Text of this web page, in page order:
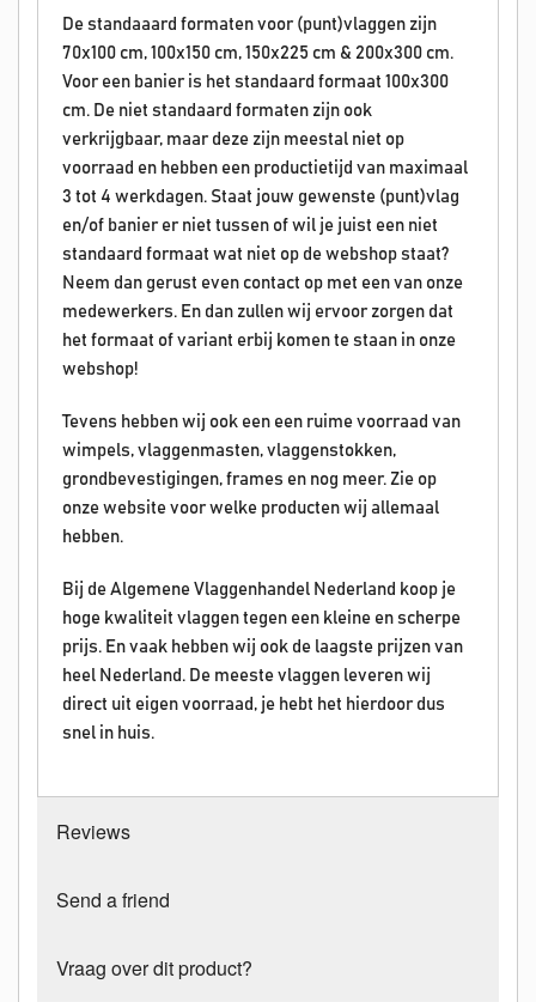
De standaaard formaten voor (punt)vlaggen zijn
70x100 cm, 100x150 cm, 150x225 cm & 200x300 cm.
Voor een banier is het standaard formaat 100x300
cm. De niet standaard formaten zijn ook
verkrijgbaar, maar deze zijn meestal niet op
voorraad en hebben een productietijd van maximaal
3 tot 4 werkdagen. Staat jouw gewenste (punt)vlag
en/of banier er niet tussen of wil je juist een niet
standaard formaat wat niet op de webshop staat?
Neem dan gerust even contact op met een van onze
medewerkers. En dan zullen wij ervoor zorgen dat
het formaat of variant erbij komen te staan in onze
webshop!
Tevens hebben wij ook een een ruime voorraad van
wimpels, vlaggenmasten, vlaggenstokken,
grondbevestigingen, frames en nog meer. Zie op
onze website voor welke producten wij allemaal
hebben.
Bij de Algemene Vlaggenhandel Nederland koop je
hoge kwaliteit vlaggen tegen een kleine en scherpe
prijs. En vaak hebben wij ook de laagste prijzen van
heel Nederland. De meeste vlaggen leveren wij
direct uit eigen voorraad, je hebt het hierdoor dus
snel in huis.
Reviews
Send a friend
Vraag over dit product?